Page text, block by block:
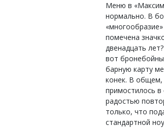
Меню в
нормально. В
помечена
двенадцать
вот
барную карту
конек. В общем,
примостилось
радостью
только, что
стандартной